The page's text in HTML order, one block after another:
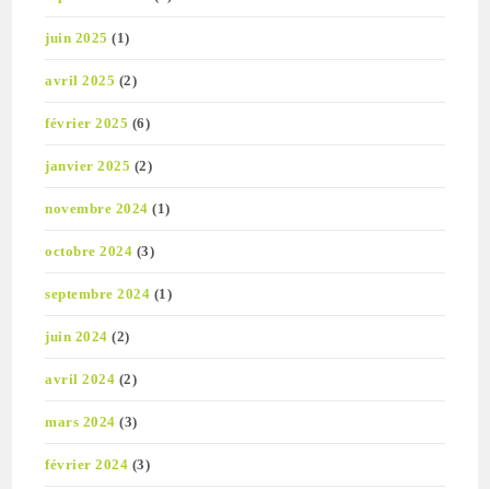
juin 2025 (1)
avril 2025 (2)
février 2025 (6)
janvier 2025 (2)
novembre 2024 (1)
octobre 2024 (3)
septembre 2024 (1)
juin 2024 (2)
avril 2024 (2)
mars 2024 (3)
février 2024 (3)